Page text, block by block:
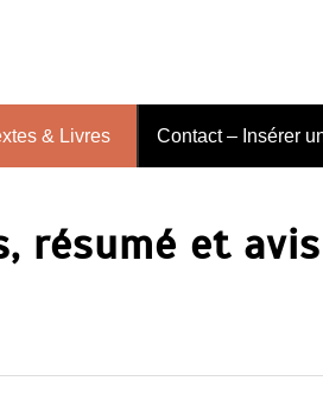
& Livres Contact – Insérer
résumé et